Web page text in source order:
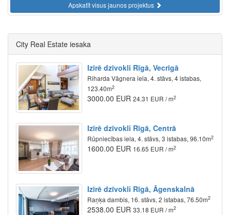
Apskatīt visus jaunos projektus
City Real Estate iesaka
Izīrē dzīvokli Rīgā, Vecrīgā
Riharda Vāgnera iela, 4. stāvs, 4 istabas,
123.40m2
3000.00 EUR 24.31 EUR / m2
Izīrē dzīvokli Rīgā, Centrā
Rūpniecības iela, 4. stāvs, 3 istabas, 96.10m2
1600.00 EUR 16.65 EUR / m2
Izīrē dzīvokli Rīgā, Āgenskalnā
Raņķa dambis, 16. stāvs, 2 istabas, 76.50m2
2538.00 EUR 33.18 EUR / m2